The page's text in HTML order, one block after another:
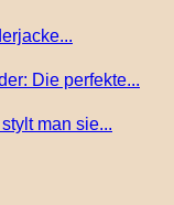
Die perfekte...
man sie...